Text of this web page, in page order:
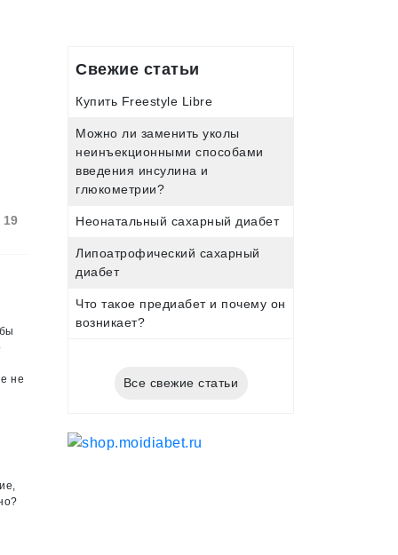
19
не
Свежие статьи
Купить Freestyle Libre
Можно ли заменить уколы
неинъекционными способами
введения инсулина и
глюкометрии?
Неонатальный сахарный диабет
Липоатрофический сахарный
диабет
Что такое предиабет и почему он
возникает?
Все свежие статьи